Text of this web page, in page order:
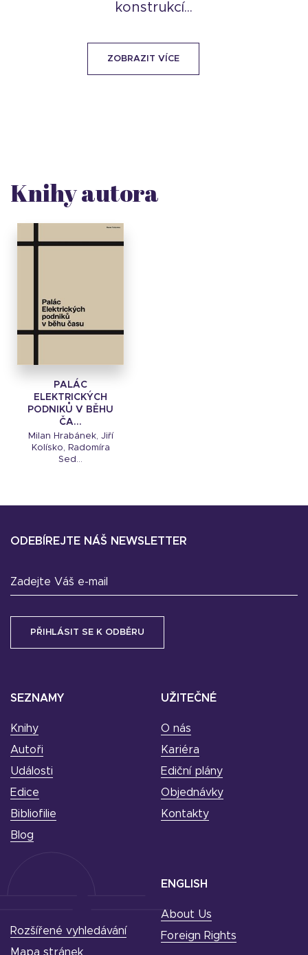
konstrukcí...
ZOBRAZIT VÍCE
Knihy autora
PALÁC
ELEKTRICKÝCH
PODNIKŮ V BĚHU
ČA...
Milan Hrabánek, Jiří
Kolísko, Radomíra
Sed...
SEZNAMY
Knihy
Autoři
Události
Edice
Bibliofilie
Blog
UŽITEČNÉ
O nás
Kariéra
Ediční plány
Objednávky
Kontakty
ODEBÍREJTE NÁŠ NEWSLETTER
Zadejte Váš e-mail
ENGLISH
About Us
Foreign Rights
Rozšířené vyhledávání
Mapa stránek